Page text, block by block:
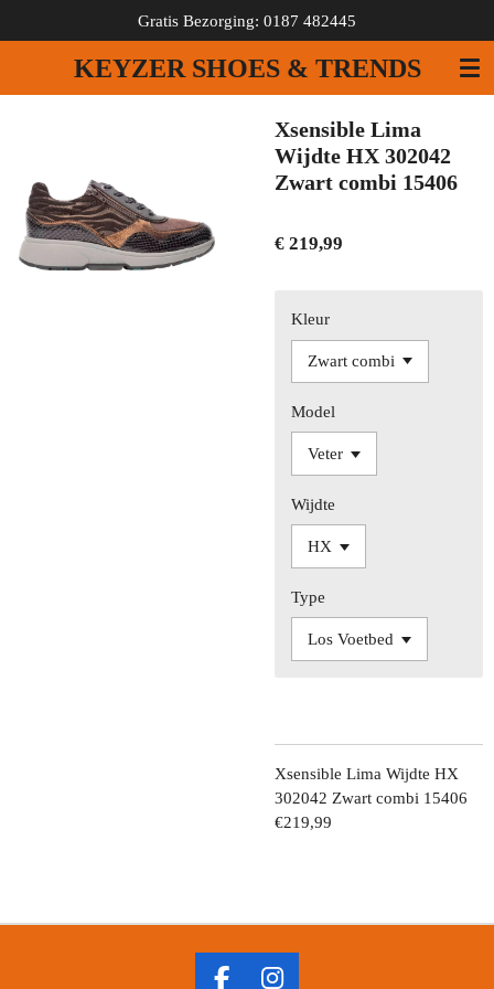
direct
de
KEYZER SHOES & TRENDS
Gratis Bezorging: 0187 482445
Xsensible Lima
Wijdte HX 302042
Zwart combi 15406
€ 219,99
Kleur
Model
Wijdte
Type
Xsensible Lima Wijdte HX
302042 Zwart combi 15406
€219,99